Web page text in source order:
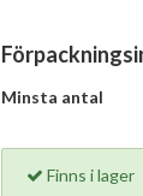
Minsta antal
Finns i lager